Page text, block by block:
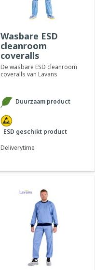
Wasbare ESD
cleanroom
coveralls
De wasbare ESD cleanroom
coveralls van Lavans
Duurzaam product
ESD geschikt product
Deliverytime